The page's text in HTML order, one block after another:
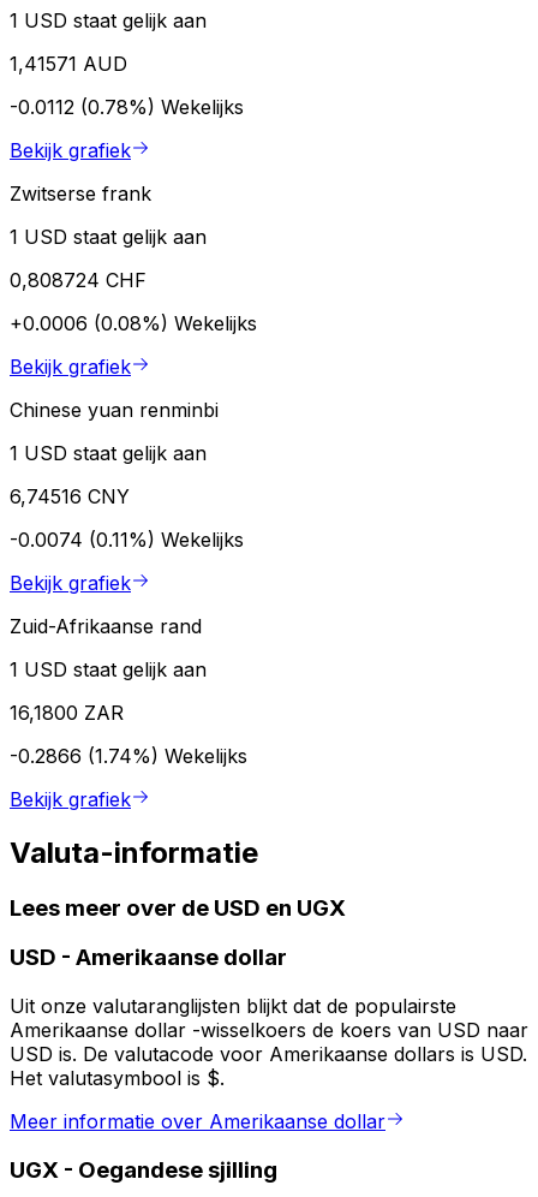
1 USD staat gelijk aan
1,41571 AUD
-0.0112 (0.78%) Wekelijks
Bekijk grafiek
Zwitserse frank
1 USD staat gelijk aan
0,808724 CHF
+0.0006 (0.08%) Wekelijks
Bekijk grafiek
Chinese yuan renminbi
1 USD staat gelijk aan
6,74516 CNY
-0.0074 (0.11%) Wekelijks
Bekijk grafiek
Zuid-Afrikaanse rand
1 USD staat gelijk aan
16,1800 ZAR
-0.2866 (1.74%) Wekelijks
Bekijk grafiek
Valuta-informatie
Lees meer over de USD en UGX
USD - Amerikaanse dollar
Uit onze valutaranglijsten blijkt dat de populairste
Amerikaanse dollar -wisselkoers de koers van USD naar
USD is. De valutacode voor Amerikaanse dollars is USD.
Het valutasymbool is $.
Meer informatie over Amerikaanse dollar
UGX - Oegandese sjilling